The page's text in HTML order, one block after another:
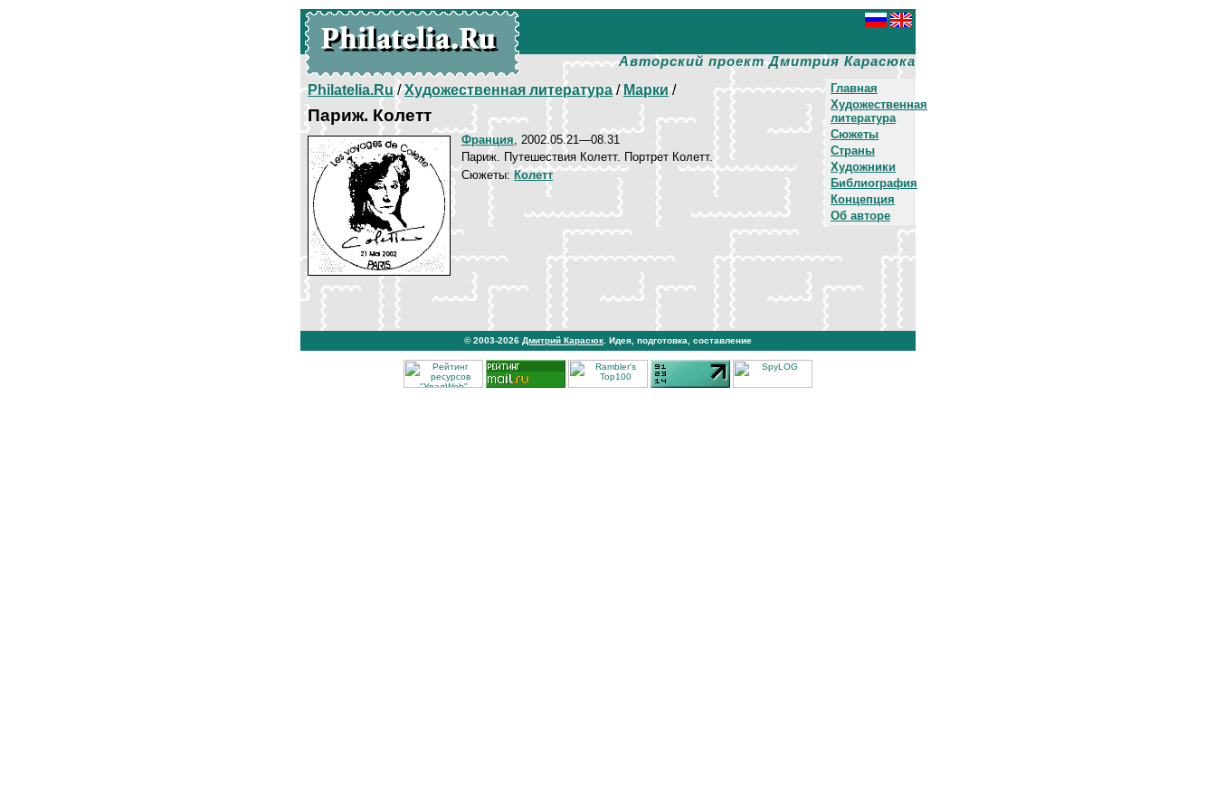
Авторский проект Дмитрия Карасюка
Главная
Художественная
литература
Сюжеты
Страны
Художники
Библиография
Концепция
Об авторе
Philatelia.Ru/Художественная литература/Марки/
Париж. Колетт
Франция, 2002.05.21—08.31
Париж. Путешествия Колетт. Портрет Колетт.
Сюжеты: Колетт
© 2003-2026 Дмитрий Карасюк . Идея, подготовка, составление